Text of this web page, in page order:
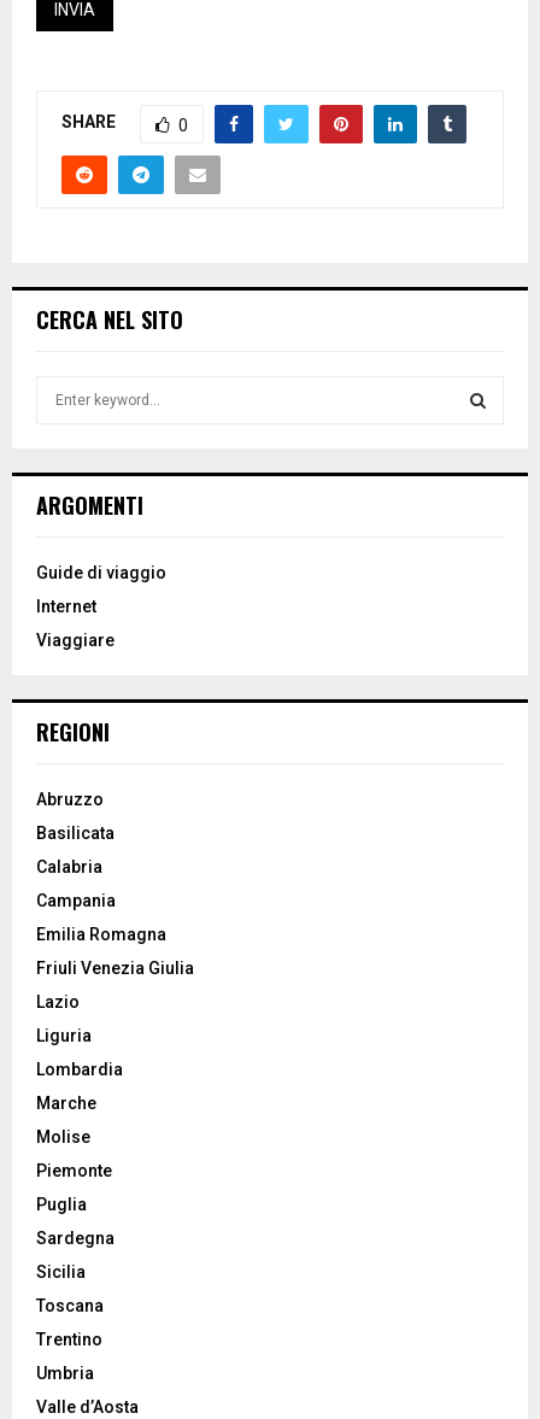
SHARE 0
CERCA NEL SITO
h
o
:
ARGOMENTI
Guide di viaggio
Internet
Viaggiare
REGIONI
Abruzzo
Basilicata
Calabria
Campania
Emilia Romagna
Friuli Venezia Giulia
Lazio
Liguria
Lombardia
Marche
Molise
Piemonte
Puglia
Sardegna
Sicilia
Toscana
Trentino
Umbria
Valle d’Aosta